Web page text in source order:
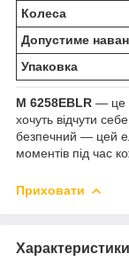
Колеса
Допустиме
Упаковка
M 6258EBLR — це
хочуть відчути
безпечний — цей
моментів під час
Приховати
Характеристики